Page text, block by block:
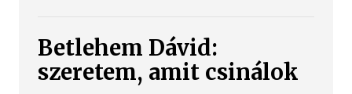
Betlehem Dávid:
szeretem, amit csinálok